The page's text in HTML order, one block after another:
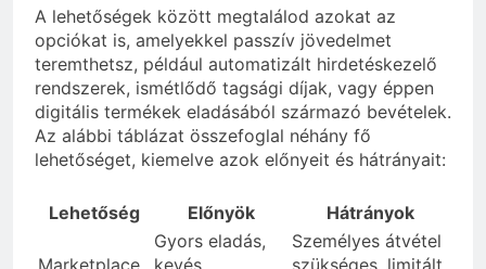
A lehetőségek között megtalálod azokat az
opciókat is, amelyekkel passzív jövedelmet
teremthetsz, például automatizált hirdetéskezelő
rendszerek, ismétlődő tagsági díjak, vagy éppen
digitális termékek eladásából származó bevételek.
Az alábbi táblázat összefoglal néhány fő
lehetőséget, kiemelve azok előnyeit és hátrányait:
Lehetőség Előnyök Hátrányok
Marketplace
Gyors eladás,
kevés
Személyes átvétel
szükséges, limitált